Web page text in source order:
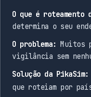
O que é roteamento
determina o seu
O problema: Muitos
vigilância sem
Solução da PikaSim:
que roteiam por